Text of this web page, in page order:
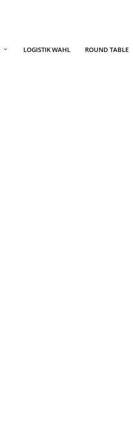
LOGISTIK WAHL ROUND TABLE